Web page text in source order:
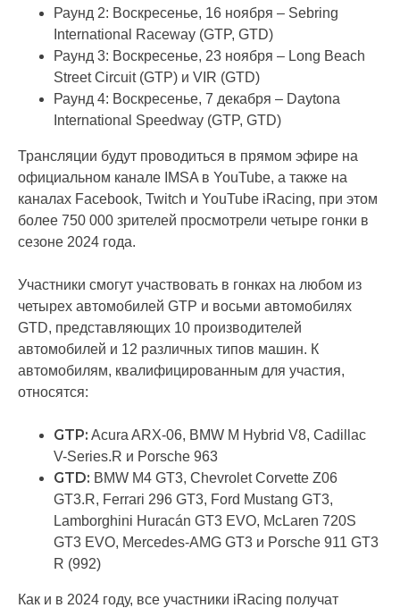
Раунд 2: Воскресенье, 16 ноября – Sebring
International Raceway (GTP, GTD)
Раунд 3: Воскресенье, 23 ноября – Long Beach
Street Circuit (GTP) и VIR (GTD)
Раунд 4: Воскресенье, 7 декабря – Daytona
International Speedway (GTP, GTD)
Трансляции будут проводиться в прямом эфире на
официальном канале IMSA в YouTube, а также на
каналах Facebook, Twitch и YouTube iRacing, при этом
более 750 000 зрителей просмотрели четыре гонки в
сезоне 2024 года.
Участники смогут участвовать в гонках на любом из
четырех автомобилей GTP и восьми автомобилях
GTD, представляющих 10 производителей
автомобилей и 12 различных типов машин. К
автомобилям, квалифицированным для участия,
относятся:
GTP: Acura ARX-06, BMW M Hybrid V8, Cadillac
V-Series.R и Porsche 963
GTD: BMW M4 GT3, Chevrolet Corvette Z06
GT3.R, Ferrari 296 GT3, Ford Mustang GT3,
Lamborghini Huracán GT3 EVO, McLaren 720S
GT3 EVO, Mercedes-AMG GT3 и Porsche 911 GT3
R (992)
Как и в 2024 году, все участники iRacing получат